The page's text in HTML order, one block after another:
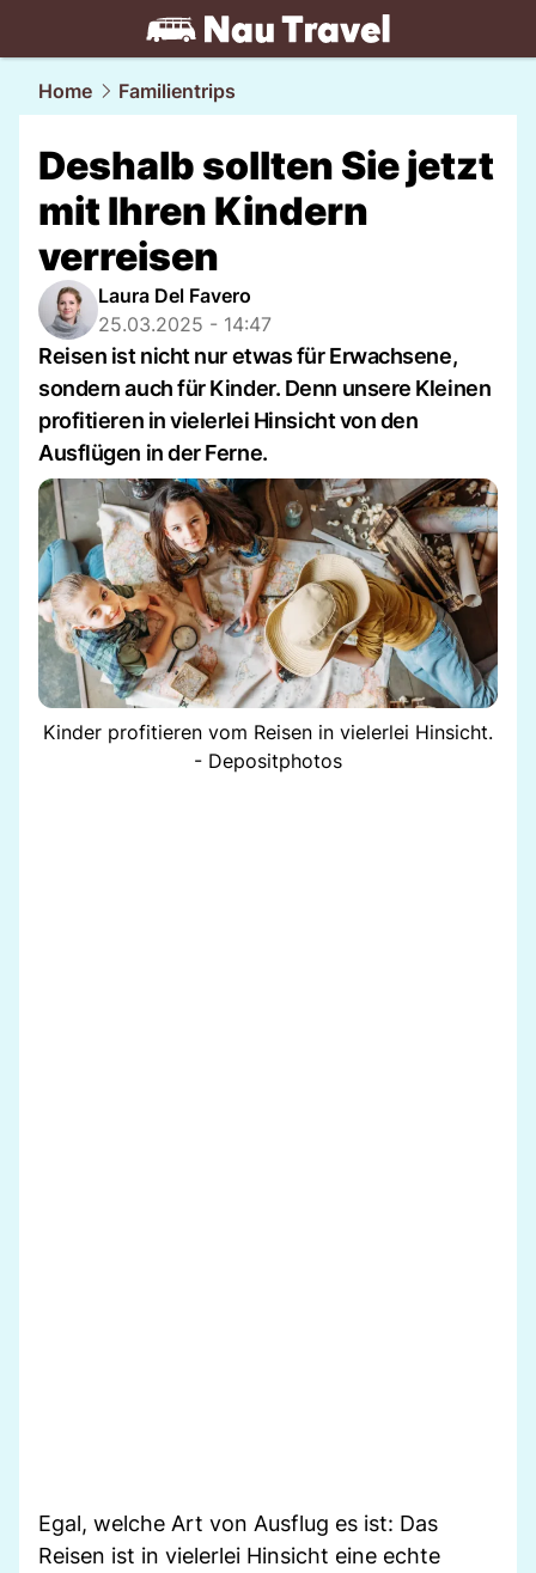
travel.NAU.ch
Home Familientrips
Deshalb sollten Sie jetzt
mit Ihren Kindern
verreisen
Laura Del Favero
25.03.2025 - 14:47
Reisen ist nicht nur etwas für Erwachsene,
sondern auch für Kinder. Denn unsere Kleinen
profitieren in vielerlei Hinsicht von den
Ausflügen in der Ferne.
Kinder profitieren vom Reisen in vielerlei Hinsicht.
- Depositphotos
Egal, welche Art von Ausflug es ist: Das
Reisen ist in vielerlei Hinsicht eine echte